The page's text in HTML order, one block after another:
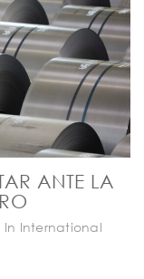
ANTE LA
In International